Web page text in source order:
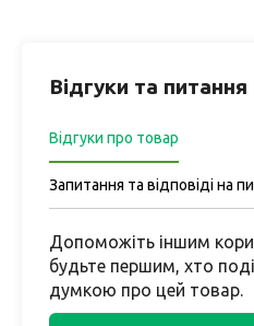
Відгуки та
Відгуки про товар
Запитання та відповіді на
Допоможіть іншим
будьте першим, хто
думкою про цей товар.